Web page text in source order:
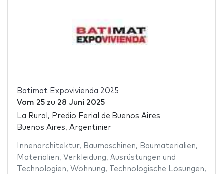
Batimat Expovivienda 2025
Vom 25zu 28 Juni 2025
La Rural, Predio Ferial de Buenos Aires
Buenos Aires, Argentinien
Innenarchitektur, Baumaschinen, Baumaterialien,
Materialien, Verkleidung, Ausrüstungen und
Technologien, Wohnung, Technologische Lösungen,